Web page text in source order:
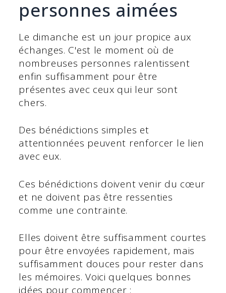
personnes aimées
Le dimanche est un jour propice aux
échanges. C'est le moment où de
nombreuses personnes ralentissent
enfin suffisamment pour être
présentes avec ceux qui leur sont
chers.
Des bénédictions simples et
attentionnées peuvent renforcer le lien
avec eux.
Ces bénédictions doivent venir du cœur
et ne doivent pas être ressenties
comme une contrainte.
Elles doivent être suffisamment courtes
pour être envoyées rapidement, mais
suffisamment douces pour rester dans
les mémoires. Voici quelques bonnes
idées pour commencer :